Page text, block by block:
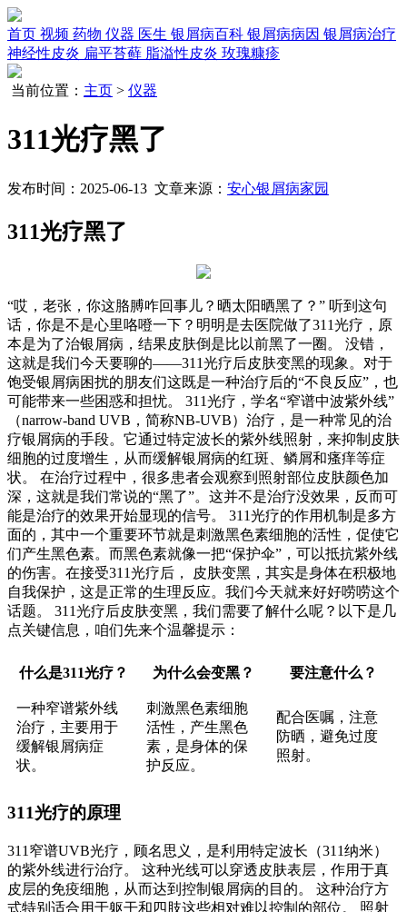
首页 视频 药物 仪器 医生 银屑病百科 银屑病病因 银屑病治疗
神经性皮炎 扁平苔藓 脂溢性皮炎 玫瑰糠疹
当前位置： 主页 > 仪器
311光疗黑了
发布时间：2025-06-13 文章来源： 安心银屑病家园
311光疗黑了
“哎，老张，你这胳膊咋回事儿？晒太阳晒黑了？” 听到这句
话，你是不是心里咯噔一下？明明是去医院做了311光疗，原
本是为了治银屑病，结果皮肤倒是比以前黑了一圈。 没错，
这就是我们今天要聊的——311光疗后皮肤变黑的现象。对于
饱受银屑病困扰的朋友们这既是一种治疗后的“不良反应”，也
可能带来一些困惑和担忧。 311光疗，学名“窄谱中波紫外线”
（narrow-band UVB，简称NB-UVB）治疗，是一种常见的治
疗银屑病的手段。它通过特定波长的紫外线照射，来抑制皮肤
细胞的过度增生，从而缓解银屑病的红斑、鳞屑和瘙痒等症
状。 在治疗过程中，很多患者会观察到照射部位皮肤颜色加
深，这就是我们常说的“黑了”。这并不是治疗没效果，反而可
能是治疗的效果开始显现的信号。 311光疗的作用机制是多方
面的，其中一个重要环节就是刺激黑色素细胞的活性，促使它
们产生黑色素。而黑色素就像一把“保护伞”，可以抵抗紫外线
的伤害。在接受311光疗后， 皮肤变黑，其实是身体在积极地
自我保护，这是正常的生理反应。我们今天就来好好唠唠这个
话题。 311光疗后皮肤变黑，我们需要了解什么呢？以下是几
点关键信息，咱们先来个温馨提示：
什么是311光疗？ 为什么会变黑？ 要注意什么？
一种窄谱紫外线
治疗，主要用于
缓解银屑病症
状。
刺激黑色素细胞
活性，产生黑色
素，是身体的保
护反应。
配合医嘱，注意
防晒，避免过度
照射。
311光疗的原理
311窄谱UVB光疗，顾名思义，是利用特定波长（311纳米）
的紫外线进行治疗。 这种光线可以穿透皮肤表层，作用于真
皮层的免疫细胞，从而达到控制银屑病的目的。 这种治疗方
式特别适合用于躯干和四肢这些相对难以控制的部位。 照射